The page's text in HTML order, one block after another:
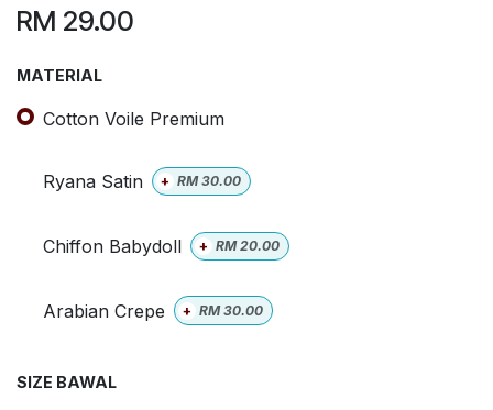
RM 29.00
MATERIAL
Cotton Voile Premium
Ryana Satin + RM30.00
Chiffon Babydoll + RM20.00
Arabian Crepe + RM30.00
SIZE BAWAL